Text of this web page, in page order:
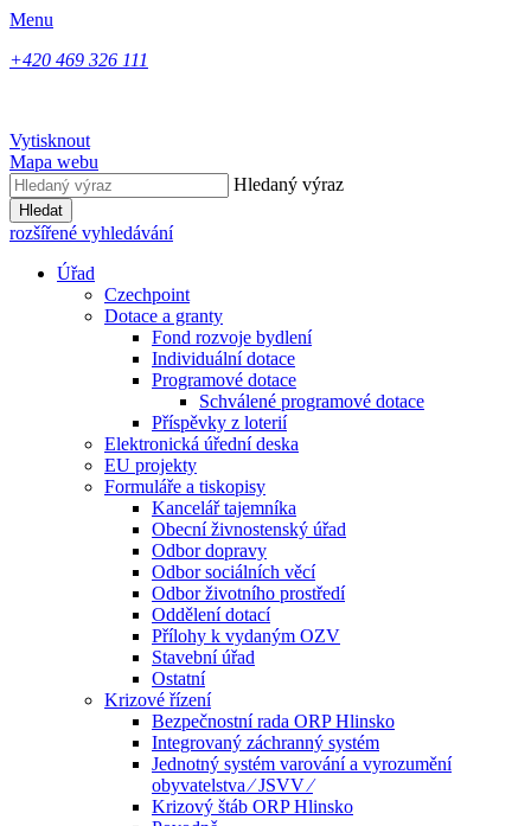
Menu
+420 469 326 111
Vytisknout
Mapa webu
Hledaný výraz
Hledat
rozšířené vyhledávání
Úřad
Czechpoint
Dotace a granty
Fond rozvoje bydlení
Individuální dotace
Programové dotace
Schválené programové dotace
Příspěvky z loterií
Elektronická úřední deska
EU projekty
Formuláře a tiskopisy
Kancelář tajemníka
Obecní živnostenský úřad
Odbor dopravy
Odbor sociálních věcí
Odbor životního prostředí
Oddělení dotací
Přílohy k vydaným OZV
Stavební úřad
Ostatní
Krizové řízení
Bezpečnostní rada ORP Hlinsko
Integrovaný záchranný systém
Jednotný systém varování a vyrozumění
obyvatelstva ⁄ JSVV ⁄
Krizový štáb ORP Hlinsko